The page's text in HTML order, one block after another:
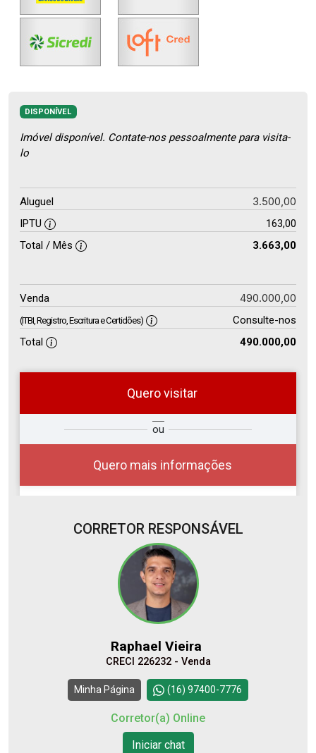
DISPONÍVEL
Imóvel disponível. Contate-nos pessoalmente para visita-
lo
Aluguel 3.500,00
IPTU
163,00
Total / Mês
3.663,00
Venda 490.000,00
(ITBI, Registro, Escritura e Certidões)
Consulte-nos
Total
490.000,00
Quero visitar
ou
Quero mais informações
Deseja
Comprar
ou
Alugar
?
Alugar
Continuar
CORRETOR RESPONSÁVEL
Raphael Vieira
CRECI 226232 - Venda
Minha Página (16) 97400-7776
Corretor(a) Online
Iniciar chat